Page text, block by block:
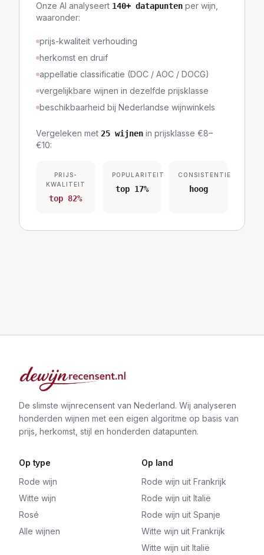
Onze AI analyseert 140+ datapunten per wijn,
waaronder:
prijs-kwaliteit verhouding
herkomst en druif
appellatie classificatie (DOC / AOC / DOCG)
vergelijkbare wijnen in dezelfde prijsklasse
beschikbaarheid bij Nederlandse wijnwinkels
Vergeleken met 25 wijnen in prijsklasse €8–
€10:
PRIJS-
KWALITEIT
top 82%
POPULARITEIT
top 17%
CONSISTENTIE
hoog
De slimste wijnrecensent van Nederland. Wij analyseren
honderden wijnen met een eigen algoritme op basis van
prijs, herkomst, stijl en honderden datapunten.
Op type
Rode wijn
Witte wijn
Rosé
Alle wijnen
Op land
Rode wijn uit Frankrijk
Rode wijn uit Italië
Rode wijn uit Spanje
Witte wijn uit Frankrijk
Witte wijn uit Italië